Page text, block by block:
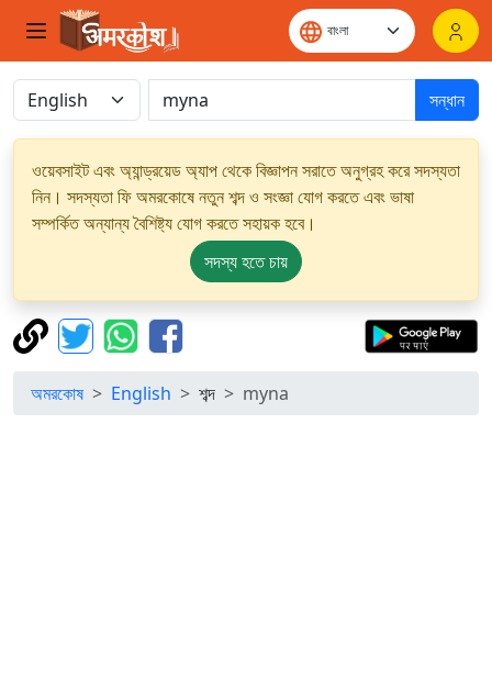
সন্ধান
ওয়েবসাইট এবং অ্যান্ড্রয়েড অ্যাপ থেকে বিজ্ঞাপন সরাতে অনুগ্রহ করে সদস্যতা
নিন। সদস্যতা ফি অমরকোষে নতুন শব্দ ও সংজ্ঞা যোগ করতে এবং ভাষা
সম্পর্কিত অন্যান্য বৈশিষ্ট্য যোগ করতে সহায়ক হবে।
সদস্য হতে চায়
অমরকোষ English শব্দ myna